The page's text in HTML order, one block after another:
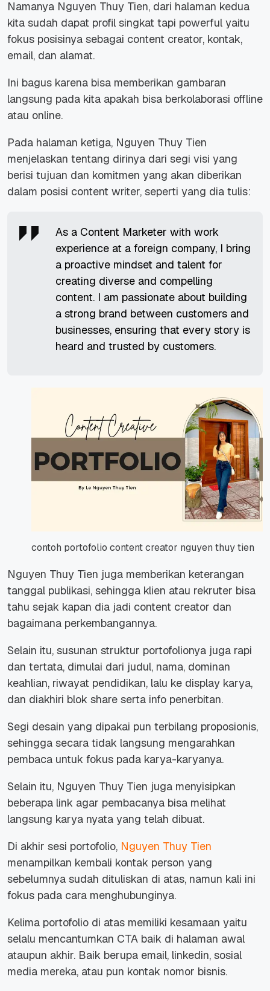
Namanya Nguyen Thuy Tien, dari halaman kedua
kita sudah dapat profil singkat tapi powerful yaitu
fokus posisinya sebagai content creator, kontak,
email, dan alamat.
Ini bagus karena bisa memberikan gambaran
langsung pada kita apakah bisa berkolaborasi offline
atau online.
Pada halaman ketiga, Nguyen Thuy Tien
menjelaskan tentang dirinya dari segi visi yang
berisi tujuan dan komitmen yang akan diberikan
dalam posisi content writer, seperti yang dia tulis:
As a Content Marketer with work
experience at a foreign company, I bring
a proactive mindset and talent for
creating diverse and compelling
content. I am passionate about building
a strong brand between customers and
businesses, ensuring that every story is
heard and trusted by customers.
contoh portofolio content creator nguyen thuy tien
Nguyen Thuy Tien juga memberikan keterangan
tanggal publikasi, sehingga klien atau rekruter bisa
tahu sejak kapan dia jadi content creator dan
bagaimana perkembangannya.
Selain itu, susunan struktur portofolionya juga rapi
dan tertata, dimulai dari judul, nama, dominan
keahlian, riwayat pendidikan, lalu ke display karya,
dan diakhiri blok share serta info penerbitan.
Segi desain yang dipakai pun terbilang proposionis,
sehingga secara tidak langsung mengarahkan
pembaca untuk fokus pada karya-karyanya.
Selain itu, Nguyen Thuy Tien juga menyisipkan
beberapa link agar pembacanya bisa melihat
langsung karya nyata yang telah dibuat.
Di akhir sesi portofolio, Nguyen Thuy Tien
menampilkan kembali kontak person yang
sebelumnya sudah dituliskan di atas, namun kali ini
fokus pada cara menghubunginya.
Kelima portofolio di atas memiliki kesamaan yaitu
selalu mencantumkan CTA baik di halaman awal
ataupun akhir. Baik berupa email, linkedin, sosial
media mereka, atau pun kontak nomor bisnis.